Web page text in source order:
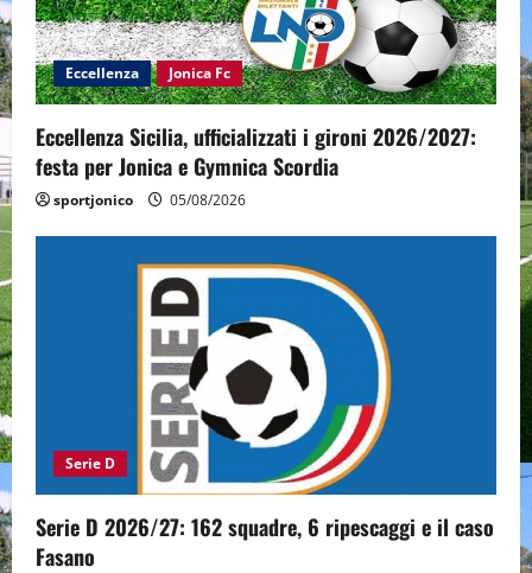
Eccellenza Jonica Fc
Eccellenza Sicilia, ufficializzati i gironi 2026/2027:
festa per Jonica e Gymnica Scordia
sportjonico 05/08/2026
Serie D
Serie D 2026/27: 162 squadre, 6 ripescaggi e il caso
Fasano